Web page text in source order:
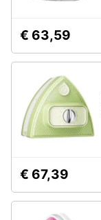
e
igiene
Beauty
Giocattoli
infanzia
Fotografia
Incasso
Lavastoviglie
Bosch
Lavastoviglie
Whirlpool
Lavastoviglie
libera
installazione
tutti
€ 63,59
€ 67,39